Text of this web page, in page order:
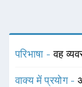
परिभाषा -वह
वाक्य में प्रयोग -